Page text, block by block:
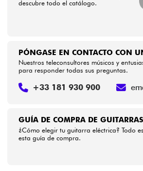
descubre todo el catálogo.
GUÍA DE COMPRA DE GUITARRAS
¿Cómo elegir tu guitarra eléctrica? Todo
esta guía de compra.
PÓNGASE EN CONTACTO CON
Nuestros teleconsultores músicos y
para responder todas sus preguntas.
+33 181 930 900